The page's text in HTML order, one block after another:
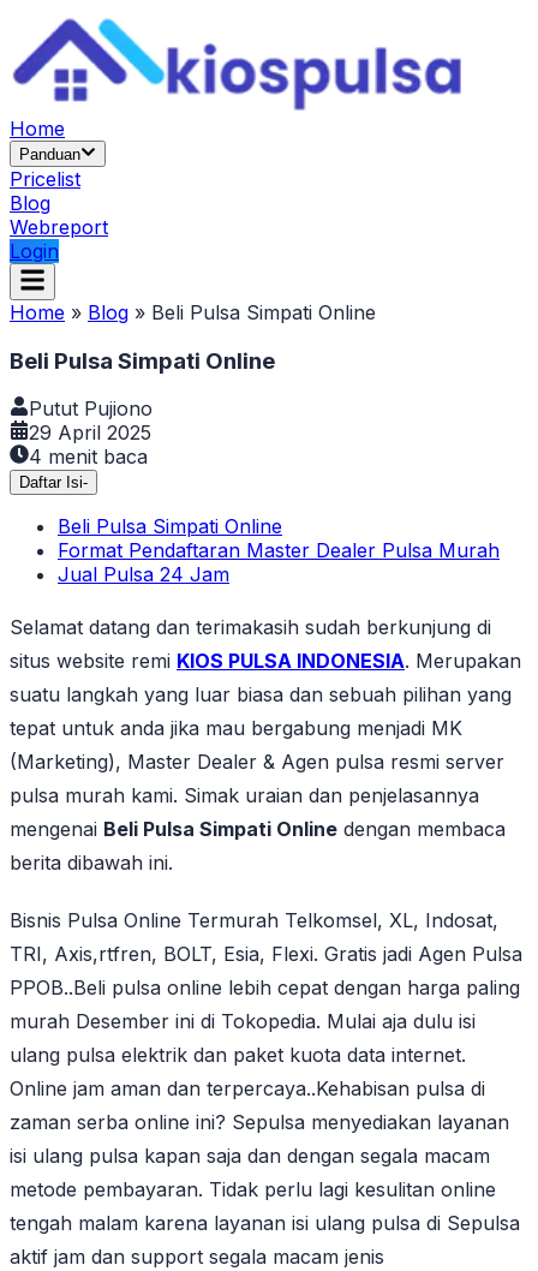
Home
Panduan
Pricelist
Blog
Webreport
Login
Home » Blog » Beli Pulsa Simpati Online
Beli Pulsa Simpati Online
Putut Pujiono
29 April 2025
4 menit baca
Daftar Isi-
Beli Pulsa Simpati Online
Format Pendaftaran Master Dealer Pulsa Murah
Jual Pulsa 24 Jam
Selamat datang dan terimakasih sudah berkunjung di
situs website remi KIOS PULSA INDONESIA. Merupakan
suatu langkah yang luar biasa dan sebuah pilihan yang
tepat untuk anda jika mau bergabung menjadi MK
(Marketing), Master Dealer & Agen pulsa resmi server
pulsa murah kami. Simak uraian dan penjelasannya
mengenai Beli Pulsa Simpati Online dengan membaca
berita dibawah ini.
Bisnis Pulsa Online Termurah Telkomsel, XL, Indosat,
TRI, Axis,rtfren, BOLT, Esia, Flexi. Gratis jadi Agen Pulsa
PPOB..Beli pulsa online lebih cepat dengan harga paling
murah Desember ini di Tokopedia. Mulai aja dulu isi
ulang pulsa elektrik dan paket kuota data internet.
Online jam aman dan terpercaya..Kehabisan pulsa di
zaman serba online ini? Sepulsa menyediakan layanan
isi ulang pulsa kapan saja dan dengan segala macam
metode pembayaran. Tidak perlu lagi kesulitan online
tengah malam karena layanan isi ulang pulsa di Sepulsa
aktif jam dan support segala macam jenis